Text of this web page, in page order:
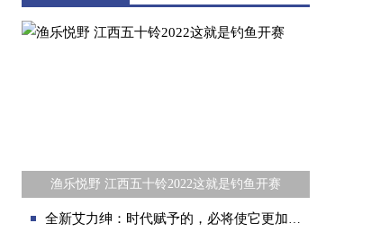
渔乐悦野 江西五十铃2022这就是钓鱼开赛
全新艾力绅：时代赋予的，必将使它更加强大